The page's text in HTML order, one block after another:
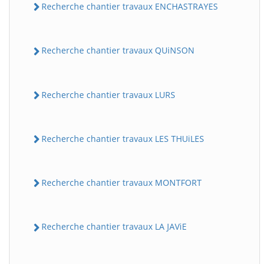
Recherche chantier travaux ENCHASTRAYES
Recherche chantier travaux QUiNSON
Recherche chantier travaux LURS
Recherche chantier travaux LES THUiLES
Recherche chantier travaux MONTFORT
Recherche chantier travaux LA JAViE